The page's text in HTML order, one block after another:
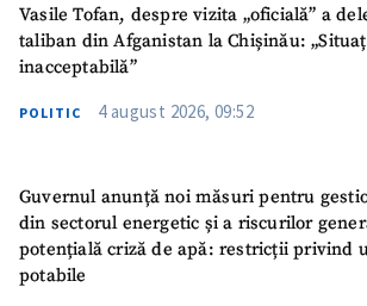
Vasile Tofan, despre vizita „oficială” a
taliban din Afganistan la Chișinău:
inacceptabilă”
POLITIC 4 august 2026, 09:52
Guvernul anunță noi măsuri pentru
din sectorul energetic și a riscurilor
potențială criză de apă: restricții privind
potabile